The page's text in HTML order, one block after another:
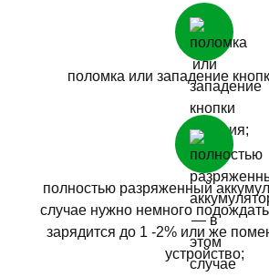
поломка или западение
полностью разряженный
случае нужно немного
зарядится до 1 -2% или же
устройство;